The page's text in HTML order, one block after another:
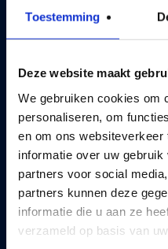
Toestemming
Deze website maakt
We gebruiken cookies om
personaliseren, om
en om ons
informatie over uw
partners voor social
partners kunnen deze
informatie die u aan ze
verzameld op basis van
beleefd.
van zadelmak maken
hoeft te zijn voor een
associeerde ik dit altijd
rennende paarden,
totaal anders. Omdat
besteedden aan
vertrouwen, voelde het